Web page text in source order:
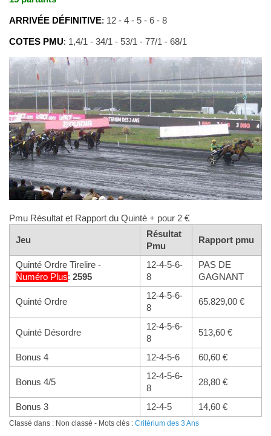
ARRIVÉE DÉFINITIVE: 12 - 4 - 5 - 6 - 8
COTES PMU: 1,4/1 - 34/1 - 53/1 - 77/1 - 68/1
Pmu Résultat et Rapport du Quinté + pour 2 €
Jeu
Résultat
Pmu
Rapport pmu
Quinté Ordre Tirelire -
Numéro Plus:2595
12-4-5-6-
8
PAS DE
GAGNANT
Quinté Ordre
12-4-5-6-
8
65.829,00 €
Quinté Désordre
12-4-5-6-
8
513,60 €
Bonus 4 12-4-5-6 60,60 €
Bonus 4/5
12-4-5-6-
8
28,80 €
Bonus 3 12-4-5 14,60 €
Classé dans : Non classé - Mots clés : Critérium des 3 Ans